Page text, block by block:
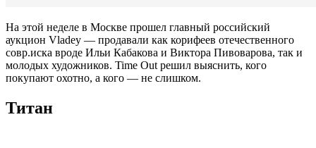
На этой неделе в Москве прошел главный российский
аукцион Vladey — продавали как корифеев отечественного
совр.иска вроде Ильи Кабакова и Виктора Пивоварова, так и
молодых художников. Time Out решил выяснить, кого
покупают охотно, а кого — не слишком.
Титан